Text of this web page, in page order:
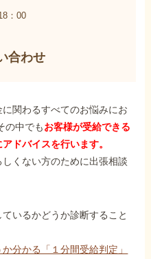
：00
合わせ
関わるすべてのお悩みにお
の中でもお客様が受給できる
ドバイスを行います。
くない方のために出張相談
いるかどうか診断すること
分かる「１分間受給判定」